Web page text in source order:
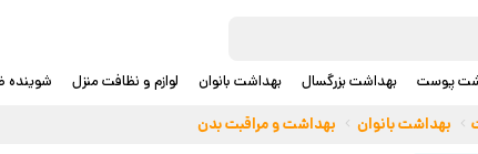
پوست بهداشت بزرگسال بهداشت بانوان لوازم و نظافت منزل شوینده
بهداشت بانوان
بهداشت و مراقبت بدن